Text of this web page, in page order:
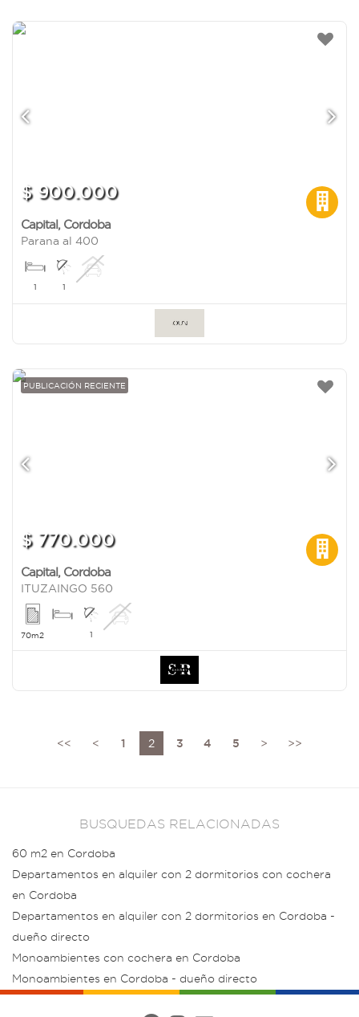
$ 900.000
Capital, Cordoba
Parana al 400
1 1
PUBLICACIÓN RECIENTE
$ 770.000
Capital, Cordoba
ITUZAINGO 560
70m2 1
<< < 1 2 3 4 5 > >>
BUSQUEDAS RELACIONADAS
60 m2 en Cordoba
Departamentos en alquiler con 2 dormitorios con cochera
en Cordoba
Departamentos en alquiler con 2 dormitorios en Cordoba -
dueño directo
Monoambientes con cochera en Cordoba
Monoambientes en Cordoba - dueño directo